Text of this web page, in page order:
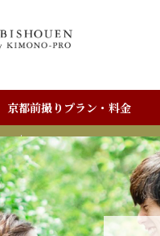
京都前撮りプラン・料金
前撮りご利